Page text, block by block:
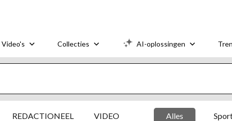
Video's Collecties AI-oplossingen
REDACTIONEEL VIDEO Alles